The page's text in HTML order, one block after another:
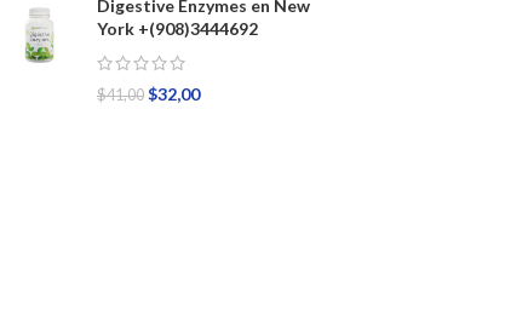
Digestive Enzymes en New
York +(908)3444692
$41,00 $32,00